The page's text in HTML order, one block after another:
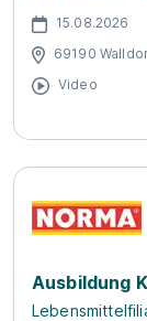
15.08.2026
69190
Video
Ausbildung